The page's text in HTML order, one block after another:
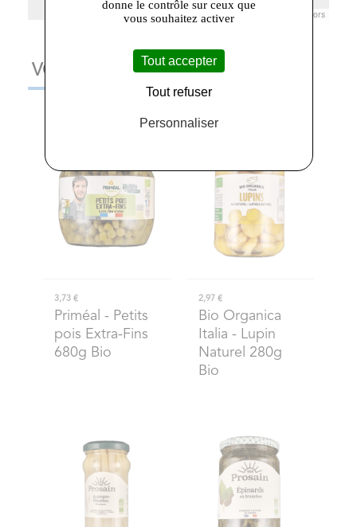
© Openstreetmap France | ©OpenStreetMap contributors
VOUS AIMEREZ AUSSI
3,73 €
Priméal - Petits
pois Extra-Fins
680g Bio
2,97 €
Bio Organica
Italia - Lupin
Naturel 280g
Bio
donne le contrôle sur ceux que
vous souhaitez activer
Tout accepter
Tout refuser
Personnaliser